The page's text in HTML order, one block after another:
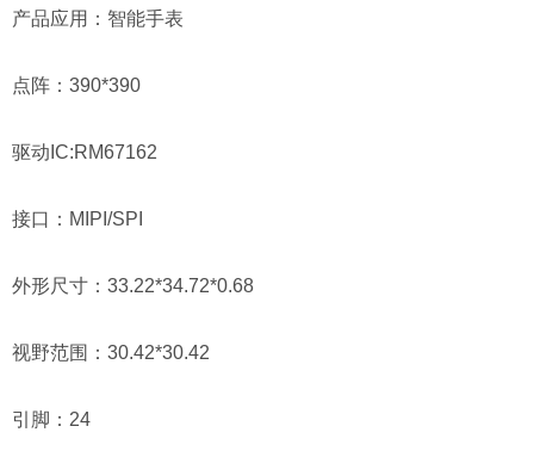
产品应用：智能手表
点阵：390*390
驱动IC:RM67162
接口：MIPI/SPI
外形尺寸：33.22*34.72*0.68
视野范围：30.42*30.42
引脚：24